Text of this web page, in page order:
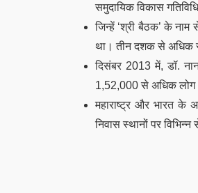
समुदायिक विकास
जिन्हें ‘श्री बैठक’ के नाम
था। तीन दशक से अधिक
दिसंबर 2013 में, डॉ.
1,52,000 से अधिक लोग
महाराष्ट्र और भारत के
निवास स्थानों पर